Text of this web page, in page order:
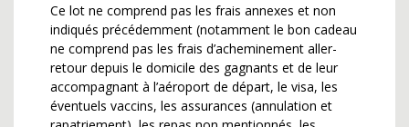
Ce lot ne comprend pas les frais annexes et non
indiqués précédemment (notamment le bon cadeau
ne comprend pas les frais d’acheminement aller-
retour depuis le domicile des gagnants et de leur
accompagnant à l’aéroport de départ, le visa, les
éventuels vaccins, les assurances (annulation et